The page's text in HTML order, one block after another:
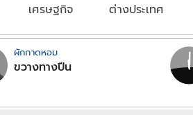
เศรษฐกิจ ต่างประเทศ
ผักกาดหอม
ขวางทางปืน